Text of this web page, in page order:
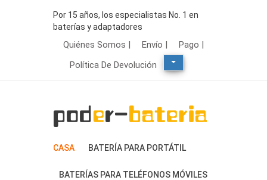
Por 15 años, los especialistas No. 1 en
baterías y adaptadores
Quiénes Somos | Envío |
Pago |
Política De Devolución
CASA BATERÍA PARA PORTÁTIL
BATERÍAS PARA TELÉFONOS MÓVILES